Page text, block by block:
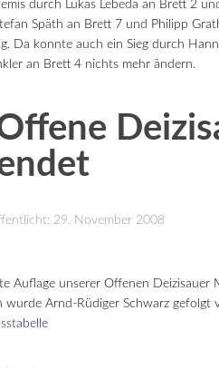
durch Lukas Lebeda an Brett 2
Späth an Brett 7 und Philipp
Da konnte auch ein Sieg durch
an Brett 4 nichts mehr ändern.
29. November 2008
Auflage unserer Offenen Deizisauer
wurde Arnd-Rüdiger Schwarz gefolgt